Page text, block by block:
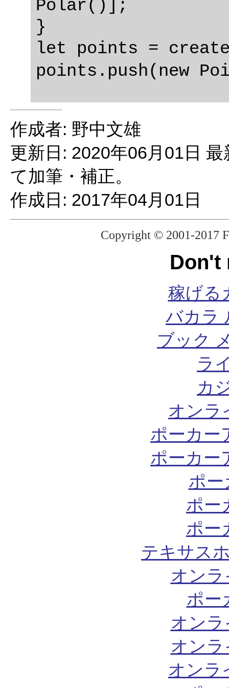
Polar()];
}
let points =
作成者: 野中文雄
更新日: 2020年06月01日
て加筆・補正。
作成日: 2017年04月01日
Copyright © 2001-2017
Don't
稼げる
バカラ
ブック
ラ
カ
オンラ
ポーカー
ポーカー
ポー
ポー
ポー
テキサス
オン
ポー
オン
オン
オンラ